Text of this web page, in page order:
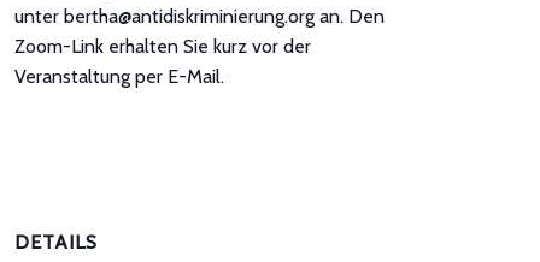
unter bertha@antidiskriminierung.org an. Den
Zoom-Link erhalten Sie kurz vor der
Veranstaltung per E-Mail.
DETAILS